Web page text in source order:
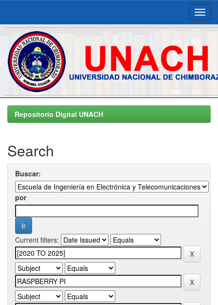
Skip
navigationRepositorio Digital UNACH
Search
Buscar:
por
Current filters: